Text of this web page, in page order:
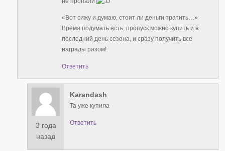
«Вот сижу и думаю, стоит ли деньги тратить…»
Время подумать есть, пропуск можно купить и в
последний день сезона, и сразу получить все
награды разом!
Ответить
3 года
назад
Karandash
Та уже купила
Ответить